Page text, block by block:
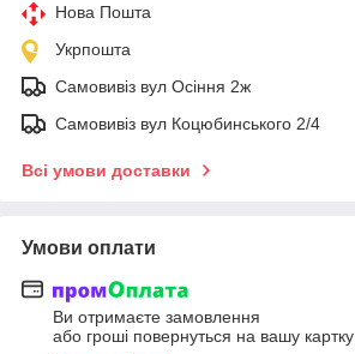
Нова Пошта
Укрпошта
Самовивіз вул Осіння 2ж
Самовивіз вул Коцюбинського 2/4
Всі умови доставки
Умови оплати
Ви отримаєте замовлення
або гроші повернуться на вашу картку